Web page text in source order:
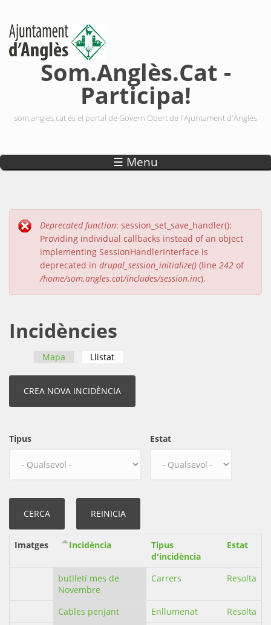
Som.Anglès.Cat -
Participa!
som.angles.cat és el portal de Govern Obert de l'Ajuntament d'Anglès
☰ Menu
Missatge d'error
Deprecated function: session_set_save_handler():
Providing individual callbacks instead of an object
implementing SessionHandlerInterface is
deprecated in drupal_session_initialize() (line 242 of
/home/som.angles.cat/includes/session.inc).
Incidències
Pestanyes primàries
Mapa Llistat
Tipus Estat
Imatges Incidència
Tipus
d'incidència
Estat
butlletí mes de
Novembre
Carrers Resolta
Cables penjant Enllumenat
Resolta